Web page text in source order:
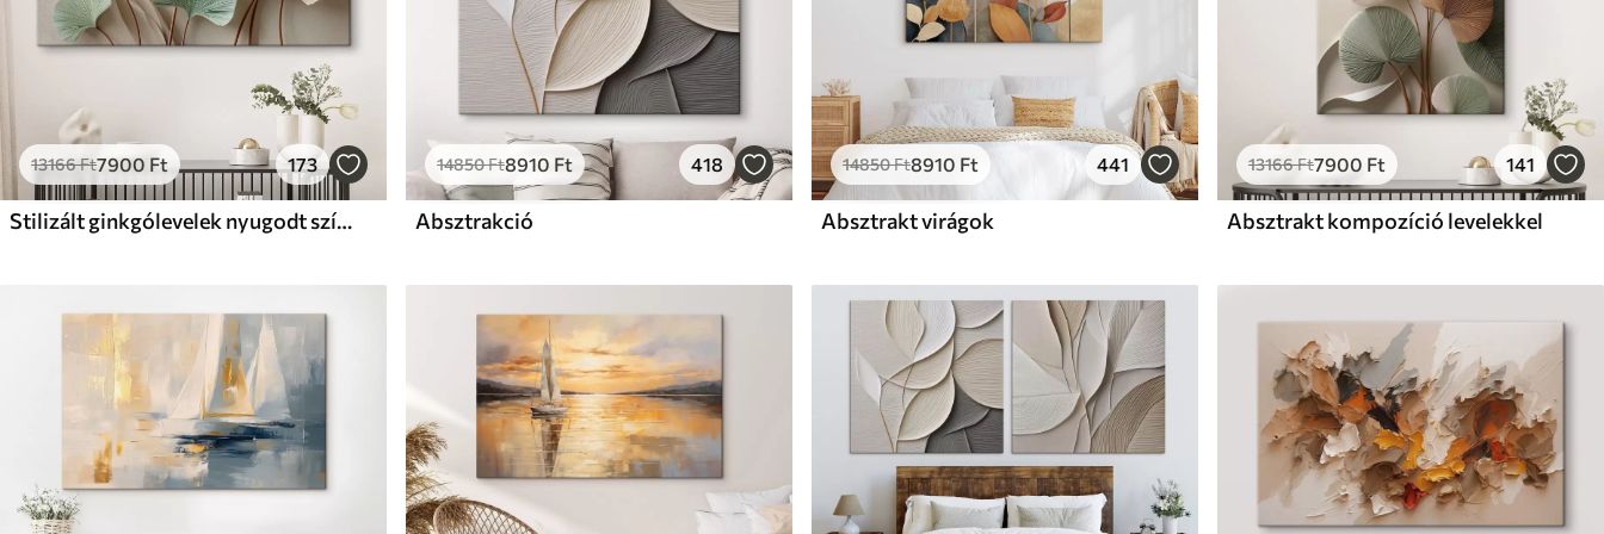
13166Ft7900 Ft 173
Stilizált ginkgólevelek nyugodt színekben
14850Ft8910 Ft 418
Absztrakció
14850Ft8910 Ft 441
Absztrakt virágok
13166Ft7900 Ft 141
Absztrakt kompozíció levelekkel